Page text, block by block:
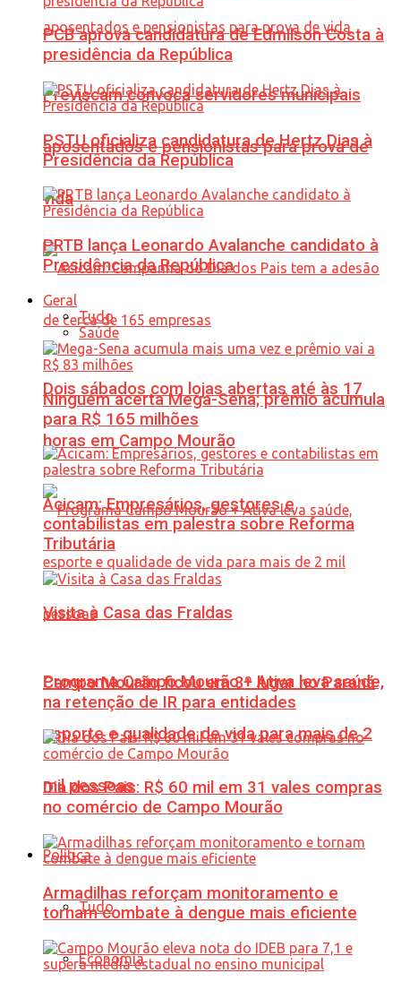
Previscam convoca servidores municipais
aposentados e pensionistas para prova de
vida
Dois sábados com lojas abertas até às 17
horas em Campo Mourão
Programa Campo Mourão + Ativa leva saúde,
esporte e qualidade de vida para mais de 2
mil pessoas
Política
Tudo
Economia
PCB aprova candidatura de Edmilson Costa à
presidência da República
PSTU oficializa candidatura de Hertz Dias à
Presidência da República
PRTB lança Leonardo Avalanche candidato à
Presidência da República
Geral
Tudo
Saúde
Ninguém acerta Mega-Sena; prêmio acumula
para R$ 165 milhões
Acicam: Empresários, gestores e
contabilistas em palestra sobre Reforma
Tributária
Visita à Casa das Fraldas
Campo Mourão ficou em 3º lugar no Paraná
na retenção de IR para entidades
Dia dos Pais: R$ 60 mil em 31 vales compras
no comércio de Campo Mourão
Armadilhas reforçam monitoramento e
tornam combate à dengue mais eficiente